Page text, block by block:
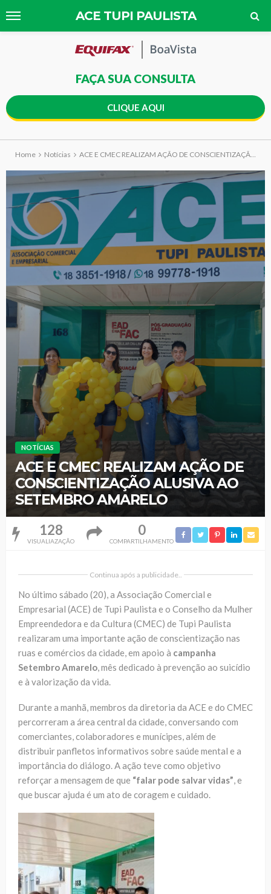
ACE TUPI PAULISTA
FAÇA SUA CONSULTA
CLIQUE AQUI
Home Notícias ACE E CMEC REALIZAM AÇÃO DE CONSCIENTIZAÇÃO ALUSIVA AO SETEMBRO AMARELO
NOTÍCIAS
ACE E CMEC REALIZAM AÇÃO DE
CONSCIENTIZAÇÃO ALUSIVA AO
SETEMBRO AMARELO
128
VISUALIAZAÇÃO
0
COMPARTILHAMENTO
Continua após a publicidade..
No último sábado (20), a Associação Comercial e
Empresarial (ACE) de Tupi Paulista e o Conselho da Mulher
Empreendedora e da Cultura (CMEC) de Tupi Paulista
realizaram uma importante ação de conscientização nas
ruas e comércios da cidade, em apoio à campanha
Setembro Amarelo, mês dedicado à prevenção ao suicídio
e à valorização da vida.
Durante a manhã, membros da diretoria da ACE e do CMEC
percorreram a área central da cidade, conversando com
comerciantes, colaboradores e munícipes, além de
distribuir panfletos informativos sobre saúde mental e a
importância do diálogo. A ação teve como objetivo
reforçar a mensagem de que “falar pode salvar vidas”, e
que buscar ajuda é um ato de coragem e cuidado.